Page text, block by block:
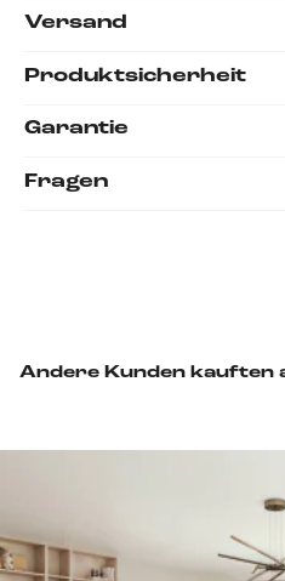
Versand
Produktsicherheit
Garantie
Fragen
Andere Kunden kauften